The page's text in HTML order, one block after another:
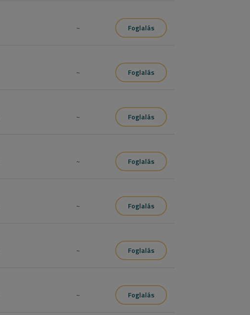
~ Foglalás
~ Foglalás
~ Foglalás
~ Foglalás
~ Foglalás
~ Foglalás
~ Foglalás